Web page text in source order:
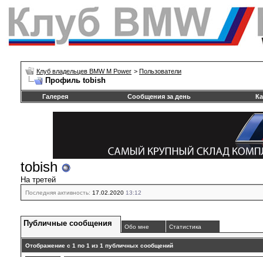
Клуб владельцев BMW M Power > Пользователи
Профиль tobish
Галерея Сообщения за день
tobish
На третей
Последняя активность: 17.02.2020 13:12
Публичные сообщения Обо мне Статистика
Отображение с 1 по 1 из 1 публичных сообщений